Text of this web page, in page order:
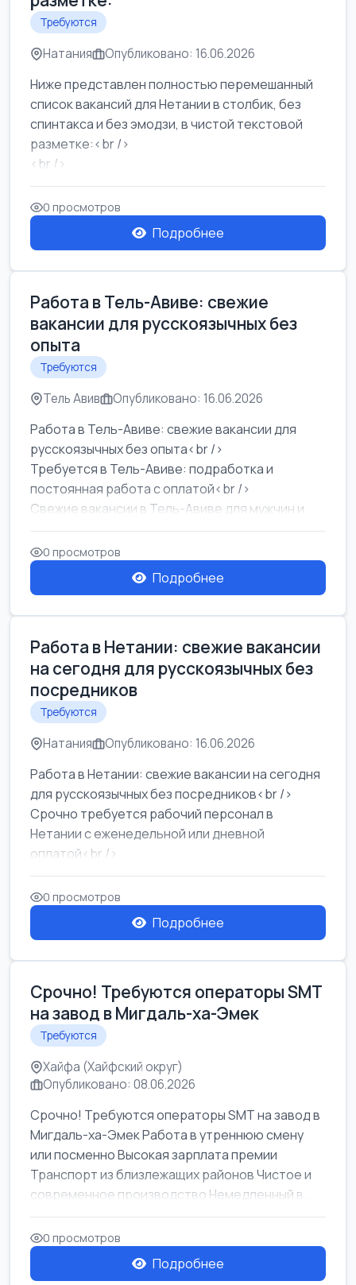
Требуются
Натания Опубликовано: 16.06.2026
Ниже представлен полностью перемешанный
список вакансий для Нетании в столбик, без
спинтакса и без эмодзи, в чистой текстовой
разметке:<br />
<br />
Работа в Нетании на мебельном производстве:
требу...
0 просмотров
Подробнее
Работа в Тель-Авиве: свежие
вакансии для русскоязычных без
опыта
Требуются
Тель Авив Опубликовано: 16.06.2026
Работа в Тель-Авиве: свежие вакансии для
русскоязычных без опыта<br />
Требуется в Тель-Авиве: подработка и
постоянная работа с оплатой<br />
Свежие вакансии в Тель-Авиве для мужчин и
женщин от хозя...
0 просмотров
Подробнее
Работа в Нетании: свежие вакансии
на сегодня для русскоязычных без
посредников
Требуются
Натания Опубликовано: 16.06.2026
Работа в Нетании: свежие вакансии на сегодня
для русскоязычных без посредников<br />
Срочно требуется рабочий персонал в
Нетании с еженедельной или дневной
оплатой<br />
Свежие вакансии в Нетании дл...
0 просмотров
Подробнее
Срочно! Требуются операторы SMT
на завод в Мигдаль-ха-Эмек
Требуются
Хайфа (Хайфский округ)
Опубликовано: 08.06.2026
Срочно! Требуются операторы SMT на завод в
Мигдаль-ха-Эмек Работа в утреннюю смену
или посменно Высокая зарплата премии
Транспорт из близлежащих районов Чистое и
современное производство Немедленный в...
0 просмотров
Подробнее